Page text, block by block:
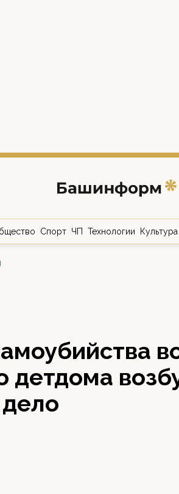
Спорт ЧП Технологии Культура
детдома